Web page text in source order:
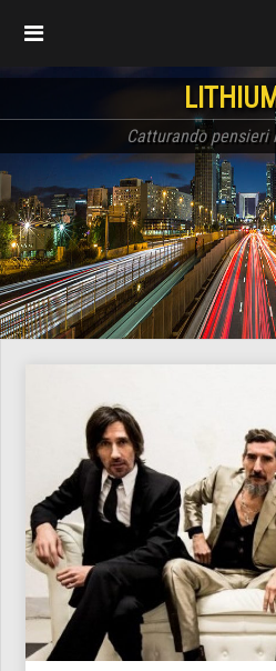
Catturando pensieri